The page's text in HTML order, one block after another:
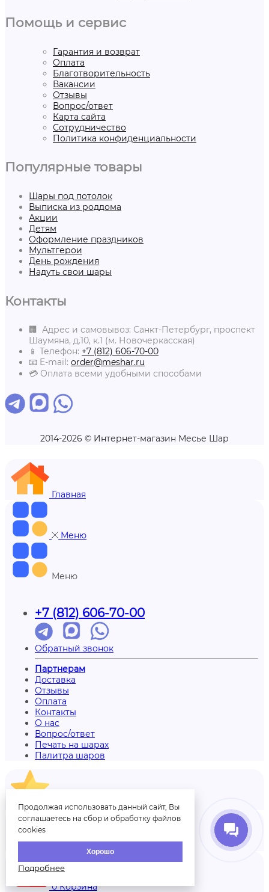
Помощь и сервис
Гарантия и возврат
Оплата
Благотворительность
Вакансии
Отзывы
Вопрос/ответ
Карта сайта
Сотрудничество
Политика конфиденциальности
Популярные товары
Шары под потолок
Выписка из роддома
Акции
Детям
Оформление праздников
Мультгерои
День рождения
Надуть свои шары
Контакты
🏢 Адрес и самовывоз: Санкт-Петербург, проспект
Шаумяна, д.10, к.1 (м. Новочеркасская)
📱 Телефон: +7 (812) 606-70-00
📧 E-mail: order@meshar.ru
💳 Оплата всеми удобными способами
2014-2026 © Интернет-магазин Месье Шар
Главная
Меню
Меню
+7 (812) 606-70-00
Обратный звонок
Партнерам
Доставка
Отзывы
Оплата
Контакты
О нас
Вопрос/ответ
Печать на шарах
Палитра шаров
Отзывы
0Корзина
Продолжая использовать данный сайт, Вы
соглашаетесь на сбор и обработку файлов
cookies
Хорошо
Подробнее